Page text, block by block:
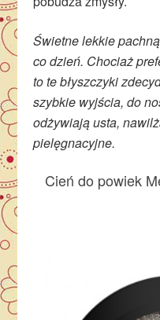
Świetne lekkie
co dzień. Chociaż
to te błyszczyki
szybkie wyjścia, do
odżywiają usta,
pielęgnacyjne.
Cień do powiek